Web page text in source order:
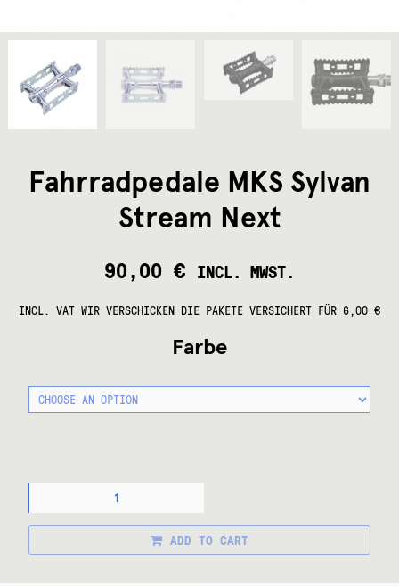
Fahrradpedale MKS Sylvan
Stream Next
90,00 € INCL. MWST.
INCL. VAT WIR VERSCHICKEN DIE PAKETE VERSICHERT FÜR 6,00 €
Farbe
STREAM
QUANTITY
ADD TO CART